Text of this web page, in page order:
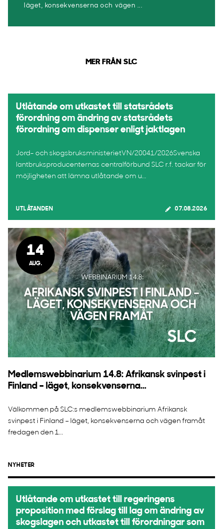
läget, konsekvenserna och vägen ...
MER FRÅN SLC
Utlåtande om utkastet till statsrådets
förordning om ändring av statsrådets
förordning om dispenser enligt jaktlagen
Jord- och skogsbruksministerietVN/20041/2026Svenska
lantbruksproducenternas centralförbund SLC r.f. tackar för
möjligheten att lämna utlåtande om u...
UTLÅTANDEN 07.08.2026
14
AUG.
Medlemswebbinarium 14.8: Afrikansk svinpest i
Finland – läget, konsekvenserna...
Välkommen på SLC:s medlemswebbinarium Afrikansk
svinpest i Finland – läget, konsekvenserna och vägen framåt
fredagen den 1...
NYHETER
Utlåtande om utkastet till regeringens
proposition med förslag till lag om ändring av
skogslagen och utkastet till förordningar som